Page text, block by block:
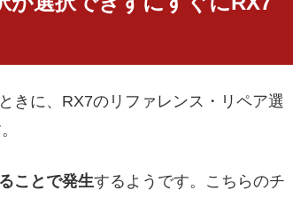
きに、RX7のリファレンス・リペア選
ことで発生するようです。こちらのチ